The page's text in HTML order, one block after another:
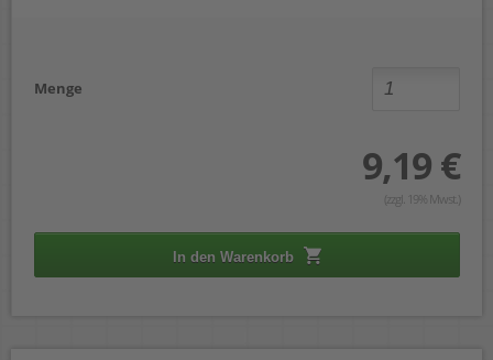
Menge
9,19 €
(zzgl. 19% Mwst.)
In den Warenkorb